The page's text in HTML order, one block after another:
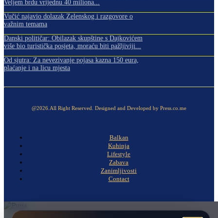
Veljem brdu vrijednu 40 miliona...
Vučić najavio dolazak Zelenskog i razgovore o
važnim temama
Danski političar: Obilazak skupštine s Dajkovićem
više bio turistička posjeta, moraću biti pažljiviji...
Od sjutra: Za nevezivanje pojasa kazna 150 eura,
plaćanje i na licu mjesta
@2026.All Right Reserved. Designed and Developed by Press.co.me
Balkan
Kuhinja
Lifestyle
Zabava
Zanimljivosti
Contact